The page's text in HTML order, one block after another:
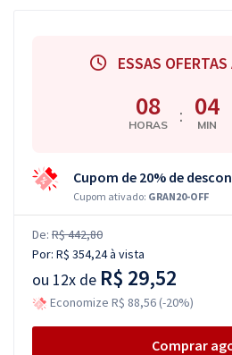
ESSAS
08
HORAS : 04
MIN
Cupom de 20% de
Cupom ativado: GRAN20-OFF
De: R$ 442,80
Por: R$ 354,24à vista
ou 12x de R$ 29,52
Economize R$ 88,56 (-20%)
Comprar